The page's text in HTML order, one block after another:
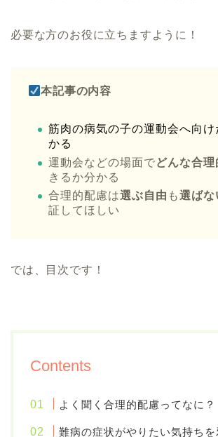
必要な方のお役に立ちますように！
本記事の内容
筋肉の病気の子の運動会へ向け
かる
運動会などの場面でどんな合理
きるか分かる
合理的配慮は選ぶ自由 も選ばな
証してほしい
では、目次です！
Contents
よく聞く合理的配慮ってなに？
難病の症状がやりたい気持ちを